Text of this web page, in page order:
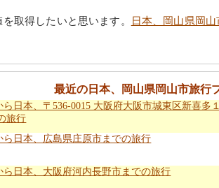
取得したいと思います。 日本、岡山県岡
最近の日本、岡山県岡山市旅行
日本、〒536-0015 大阪府大阪市城東区新喜多
旅行
ら日本、広島県庄原市までの旅行
ら日本、大阪府河内長野市までの旅行